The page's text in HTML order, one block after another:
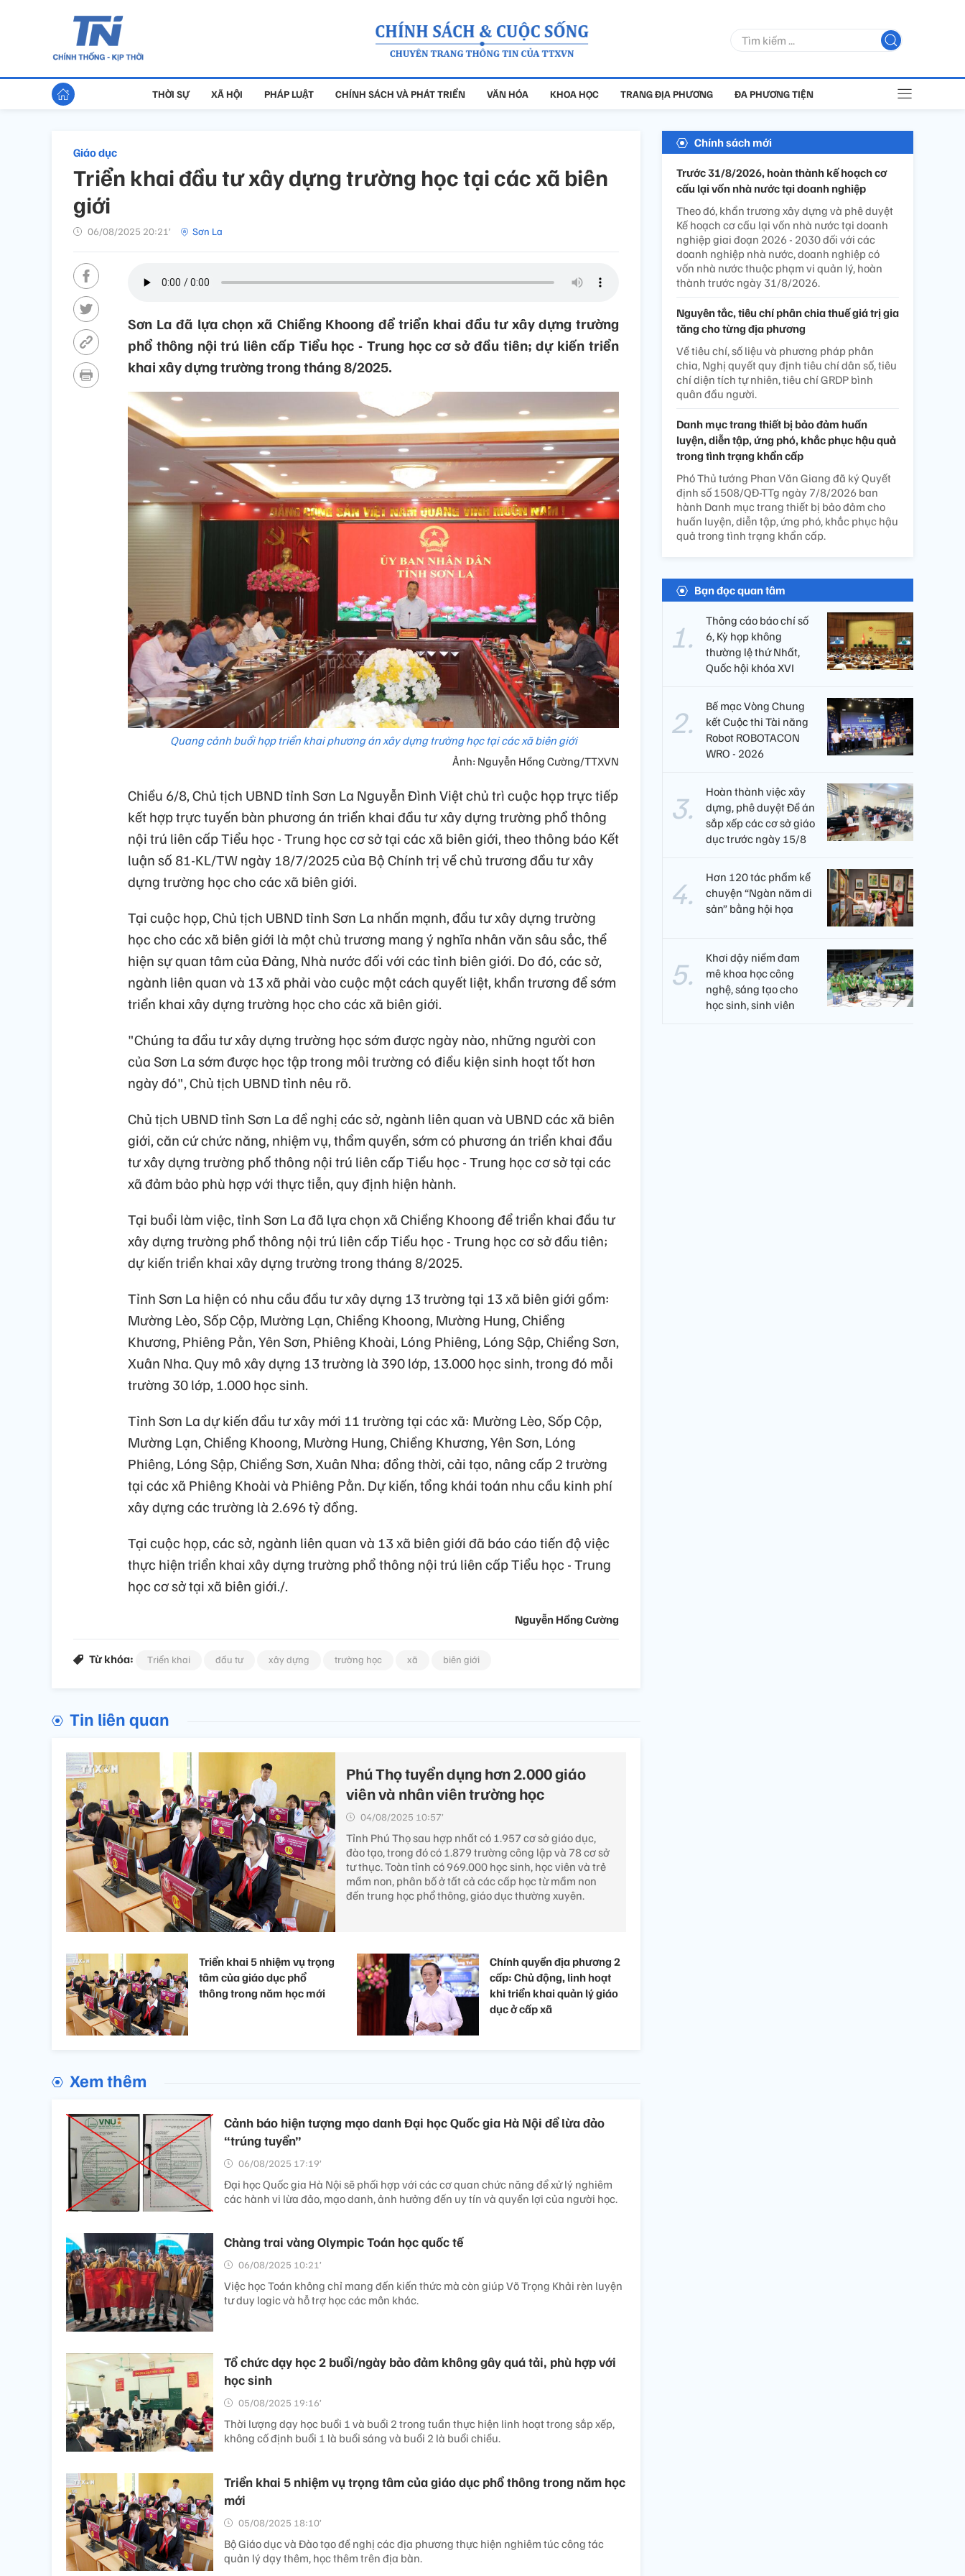
THỜI SỰ XÃ HỘI PHÁP LUẬT CHÍNH SÁCH VÀ PHÁT TRIỂN VĂN HÓA KHOA HỌC TRANG ĐỊA PHƯƠNG ĐA PHƯƠNG TIỆN
Giáo dục
Triển khai đầu tư xây dựng trường học tại các xã biên
giới
06/08/2025 20:21’ Sơn La
Sơn La đã lựa chọn xã Chiềng Khoong để triển khai đầu tư xây dựng trường
phổ thông nội trú liên cấp Tiểu học - Trung học cơ sở đầu tiên; dự kiến triển
khai xây dựng trường trong tháng 8/2025.
Quang cảnh buổi họp triển khai phương án xây dựng trường học tại các xã biên giới
Ảnh: Nguyễn Hồng Cường/TTXVN
Chiều 6/8, Chủ tịch UBND tỉnh Sơn La Nguyễn Đình Việt chủ trì cuộc họp trực tiếp
kết hợp trực tuyến bàn phương án triển khai đầu tư xây dựng trường phổ thông
nội trú liên cấp Tiểu học - Trung học cơ sở tại các xã biên giới, theo thông báo Kết
luận số 81-KL/TW ngày 18/7/2025 của Bộ Chính trị về chủ trương đầu tư xây
dựng trường học cho các xã biên giới.
Tại cuộc họp, Chủ tịch UBND tỉnh Sơn La nhấn mạnh, đầu tư xây dựng trường
học cho các xã biên giới là một chủ trương mang ý nghĩa nhân văn sâu sắc, thể
hiện sự quan tâm của Đảng, Nhà nước đối với các tỉnh biên giới. Do đó, các sở,
ngành liên quan và 13 xã phải vào cuộc một cách quyết liệt, khẩn trương để sớm
triển khai xây dựng trường học cho các xã biên giới.
"Chúng ta đầu tư xây dựng trường học sớm được ngày nào, những người con
của Sơn La sớm được học tập trong môi trường có điều kiện sinh hoạt tốt hơn
ngày đó", Chủ tịch UBND tỉnh nêu rõ.
Chủ tịch UBND tỉnh Sơn La đề nghị các sở, ngành liên quan và UBND các xã biên
giới, căn cứ chức năng, nhiệm vụ, thẩm quyền, sớm có phương án triển khai đầu
tư xây dựng trường phổ thông nội trú liên cấp Tiểu học - Trung học cơ sở tại các
xã đảm bảo phù hợp với thực tiễn, quy định hiện hành.
Tại buổi làm việc, tỉnh Sơn La đã lựa chọn xã Chiềng Khoong để triển khai đầu tư
xây dựng trường phổ thông nội trú liên cấp Tiểu học - Trung học cơ sở đầu tiên;
dự kiến triển khai xây dựng trường trong tháng 8/2025.
Tỉnh Sơn La hiện có nhu cầu đầu tư xây dựng 13 trường tại 13 xã biên giới gồm:
Mường Lèo, Sốp Cộp, Mường Lạn, Chiềng Khoong, Mường Hung, Chiềng
Khương, Phiêng Pằn, Yên Sơn, Phiêng Khoài, Lóng Phiêng, Lóng Sập, Chiềng Sơn,
Xuân Nha. Quy mô xây dựng 13 trường là 390 lớp, 13.000 học sinh, trong đó mỗi
trường 30 lớp, 1.000 học sinh.
Tỉnh Sơn La dự kiến đầu tư xây mới 11 trường tại các xã: Mường Lèo, Sốp Cộp,
Mường Lạn, Chiềng Khoong, Mường Hung, Chiềng Khương, Yên Sơn, Lóng
Phiêng, Lóng Sập, Chiềng Sơn, Xuân Nha; đồng thời, cải tạo, nâng cấp 2 trường
tại các xã Phiêng Khoài và Phiêng Pằn. Dự kiến, tổng khái toán nhu cầu kinh phí
xây dựng các trường là 2.696 tỷ đồng.
Tại cuộc họp, các sở, ngành liên quan và 13 xã biên giới đã báo cáo tiến độ việc
thực hiện triển khai xây dựng trường phổ thông nội trú liên cấp Tiểu học - Trung
học cơ sở tại xã biên giới./.
Nguyễn Hồng Cường
Từ khóa: Triển khai đầu tư xây dựng trường học xã biên giới
Tin liên quan
Phú Thọ tuyển dụng hơn 2.000 giáo
viên và nhân viên trường học
04/08/2025 10:57’
Tỉnh Phú Thọ sau hợp nhất có 1.957 cơ sở giáo dục,
đào tạo, trong đó có 1.879 trường công lập và 78 cơ sở
tư thục. Toàn tỉnh có 969.000 học sinh, học viên và trẻ
mầm non, phân bố ở tất cả các cấp học từ mầm non
đến trung học phổ thông, giáo dục thường xuyên.
Triển khai 5 nhiệm vụ trọng
tâm của giáo dục phổ
thông trong năm học mới
Chính quyền địa phương 2
cấp: Chủ động, linh hoạt
khi triển khai quản lý giáo
dục ở cấp xã
Xem thêm
Cảnh báo hiện tượng mạo danh Đại học Quốc gia Hà Nội để lừa đảo
“trúng tuyển”
06/08/2025 17:19’
Đại học Quốc gia Hà Nội sẽ phối hợp với các cơ quan chức năng để xử lý nghiêm
các hành vi lừa đảo, mạo danh, ảnh hưởng đến uy tín và quyền lợi của người học.
Chàng trai vàng Olympic Toán học quốc tế
06/08/2025 10:21’
Việc học Toán không chỉ mang đến kiến thức mà còn giúp Võ Trọng Khải rèn luyện
tư duy logic và hỗ trợ học các môn khác.
Tổ chức dạy học 2 buổi/ngày bảo đảm không gây quá tải, phù hợp với
học sinh
05/08/2025 19:16’
Thời lượng dạy học buổi 1 và buổi 2 trong tuần thực hiện linh hoạt trong sắp xếp,
không cố định buổi 1 là buổi sáng và buổi 2 là buổi chiều.
Triển khai 5 nhiệm vụ trọng tâm của giáo dục phổ thông trong năm học
mới
05/08/2025 18:10’
Bộ Giáo dục và Đào tạo đề nghị các địa phương thực hiện nghiêm túc công tác
quản lý dạy thêm, học thêm trên địa bàn.
Chính sách mới
Trước 31/8/2026, hoàn thành kế hoạch cơ
cấu lại vốn nhà nước tại doanh nghiệp
Theo đó, khẩn trương xây dựng và phê duyệt
Kế hoạch cơ cấu lại vốn nhà nước tại doanh
nghiệp giai đoạn 2026 - 2030 đối với các
doanh nghiệp nhà nước, doanh nghiệp có
vốn nhà nước thuộc phạm vi quản lý, hoàn
thành trước ngày 31/8/2026.
Nguyên tắc, tiêu chí phân chia thuế giá trị gia
tăng cho từng địa phương
Về tiêu chí, số liệu và phương pháp phân
chia, Nghị quyết quy định tiêu chí dân số, tiêu
chí diện tích tự nhiên, tiêu chí GRDP bình
quân đầu người.
Danh mục trang thiết bị bảo đảm huấn
luyện, diễn tập, ứng phó, khắc phục hậu quả
trong tình trạng khẩn cấp
Phó Thủ tướng Phan Văn Giang đã ký Quyết
định số 1508/QĐ-TTg ngày 7/8/2026 ban
hành Danh mục trang thiết bị bảo đảm cho
huấn luyện, diễn tập, ứng phó, khắc phục hậu
quả trong tình trạng khẩn cấp.
Bạn đọc quan tâm
Thông cáo báo chí số
6, Kỳ họp không
thường lệ thứ Nhất,
Quốc hội khóa XVI
Bế mạc Vòng Chung
kết Cuộc thi Tài năng
Robot ROBOTACON
WRO - 2026
Hoàn thành việc xây
dựng, phê duyệt Đề án
sắp xếp các cơ sở giáo
dục trước ngày 15/8
Hơn 120 tác phẩm kể
chuyện “Ngàn năm di
sản” bằng hội họa
Khơi dậy niềm đam
mê khoa học công
nghệ, sáng tạo cho
học sinh, sinh viên